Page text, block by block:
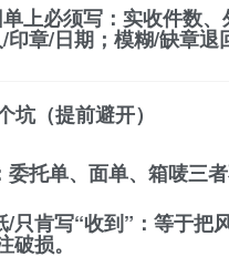
上必须写： 实收件数
/印章/日期；模糊/缺章退
坑（提前避开）
委托单、面单、箱唛三
只肯写“收到” ：等于把
破损。